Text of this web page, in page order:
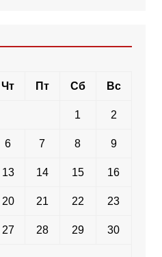
Чт Пт Сб Вс
1 2
6 7 8 9
13 14 15 16
20 21 22 23
27 28 29 30